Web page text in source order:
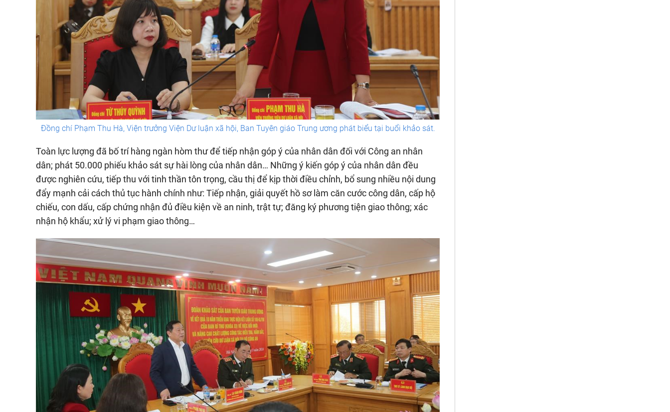
Đồng chí Phạm Thu Hà, Viện trưởng Viện Dư luận xã hội, Ban Tuyên giáo Trung ương phát biểu tại buổi khảo sát.
Toàn lực lượng đã bố trí hàng ngàn hòm thư để tiếp nhận góp ý của nhân dân đối với Công an nhân
dân; phát 50.000 phiếu khảo sát sự hài lòng của nhân dân… Những ý kiến góp ý của nhân dân đều
được nghiên cứu, tiếp thu với tinh thần tôn trọng, cầu thị để kịp thời điều chỉnh, bổ sung nhiều nội dung
đẩy mạnh cải cách thủ tục hành chính như: Tiếp nhận, giải quyết hồ sơ làm căn cước công dân, cấp hộ
chiếu, con dấu, cấp chứng nhận đủ điều kiện về an ninh, trật tự; đăng ký phương tiện giao thông; xác
nhận hộ khẩu; xử lý vi phạm giao thông…